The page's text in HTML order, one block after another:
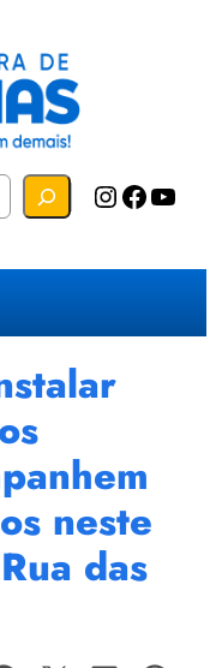
Instagram Facebook YouTube
neste
das